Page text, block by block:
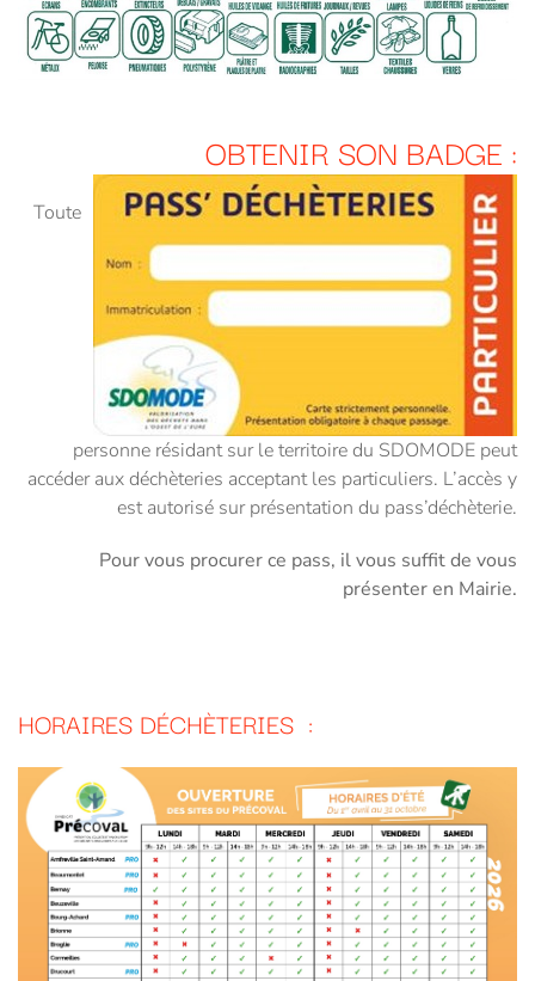
OBTENIR SON BADGE :
Toute
personne résidant sur le territoire du SDOMODE peut
accéder aux déchèteries acceptant les particuliers. L’accès y
est autorisé sur présentation du pass’déchèterie.
Pour vous procurer ce pass, il vous suffit de vous
présenter en Mairie.
HORAIRES DÉCHÈTERIES :